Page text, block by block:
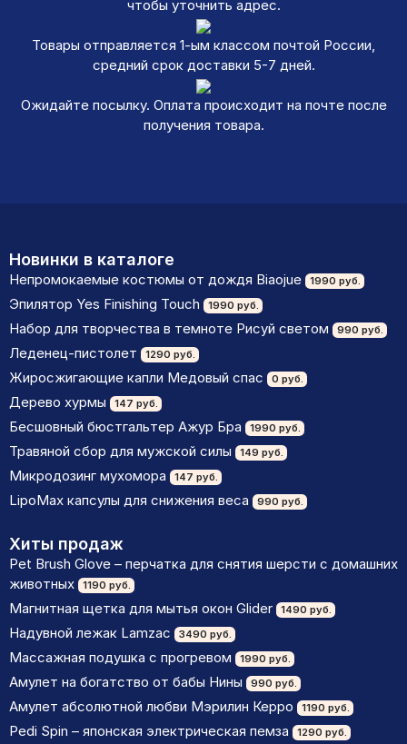
чтобы уточнить адрес.
Товары отправляется 1-ым классом почтой России,
средний срок доставки 5-7 дней.
Ожидайте посылку. Оплата происходит на почте после
получения товара.
Новинки в каталоге
Непромокаемые костюмы от дождя Biaojue 1990 руб.
Эпилятор Yes Finishing Touch 1990 руб.
Набор для творчества в темноте Рисуй светом 990 руб.
Леденец-пистолет 1290 руб.
Жиросжигающие капли Медовый спас 0 руб.
Дерево хурмы 147 руб.
Бесшовный бюстгальтер Ажур Бра 1990 руб.
Травяной сбор для мужской силы 149 руб.
Микродозинг мухомора 147 руб.
LipoМax капсулы для снижения веса 990 руб.
Хиты продаж
Pet Brush Glove – перчатка для снятия шерсти с домашних
животных
1190 руб.
Магнитная щетка для мытья окон Glider 1490 руб.
Надувной лежак Lamzac 3490 руб.
Массажная подушка с прогревом 1990 руб.
Амулет на богатство от бабы Нины 990 руб.
Амулет абсолютной любви Мэрилин Керро 1190 руб.
Pedi Spin – японская электрическая пемза 1290 руб.